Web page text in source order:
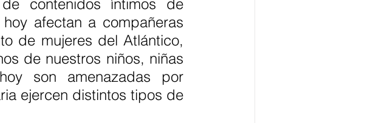
contenidos íntimos de
afectan a compañeras
de mujeres del Atlántico,
de nuestros niños, niñas
son amenazadas por
ejercen distintos tipos de